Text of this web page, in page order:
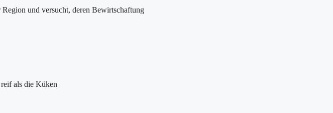
und versucht, deren Bewirtschaftung
als die Küken